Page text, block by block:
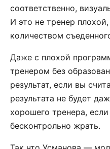
соответственно,
И это не тренер
количеством
Даже с плохой
тренером без
результат, если вы
результата не будет
хорошего тренера,
бесконтрольно жрать.